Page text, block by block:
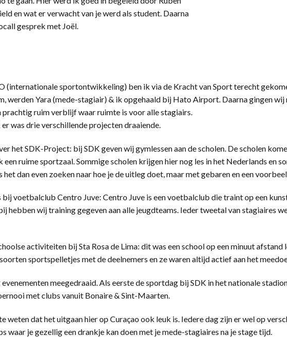
en wat er verwacht van je werd als student. Daarna
gesprek met Joël.
(internationale sportontwikkeling) ben ik via de Kracht van Sport terecht
werden Yara (mede-stagiair) & ik opgehaald bij Hato Airport. Daarna gingen wij
prachtig ruim verblijf waar ruimte is voor alle stagiairs.
was drie verschillende projecten draaiende.
het SDK-Project: bij SDK geven wij gymlessen aan de scholen. De scholen
ruime sportzaal. Sommige scholen krijgen hier nog les in het Nederlands en
het dan even zoeken naar hoe je de uitleg doet, maar met gebaren en een
voetbalclub Centro Juve: Centro Juve is een voetbalclub die traint op een
hebben wij training gegeven aan alle jeugdteams. Ieder tweetal van stagiaires
activiteiten bij Sta Rosa de Lima: dit was een school op een minuut
sportspelletjes met de deelnemers en ze waren altijd actief aan het
meegedraaid. Als eerste de sportdag bij SDK in het nationale
met clubs vanuit Bonaire & Sint-Maarten.
weten dat het uitgaan hier op Curaçao ook leuk is. Iedere dag zijn er wel op
waar je gezellig een drankje kan doen met je mede-stagiaires na je stage tijd.